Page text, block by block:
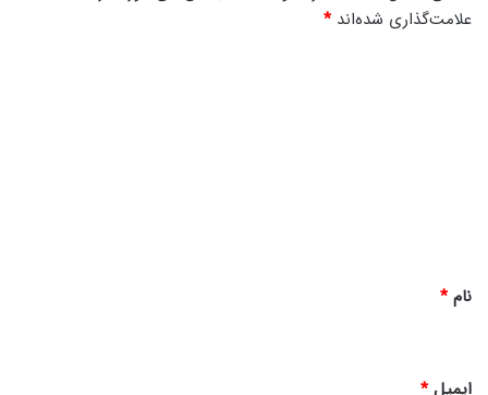
علامت‌گذاری شده‌اند*
نام*
ایمیل*